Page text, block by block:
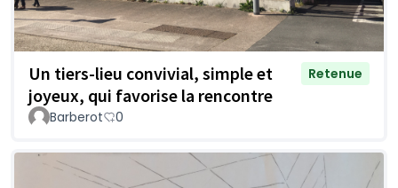
Un tiers-lieu convivial, simple et
joyeux, qui favorise la rencontre
Retenue
Barberot 0